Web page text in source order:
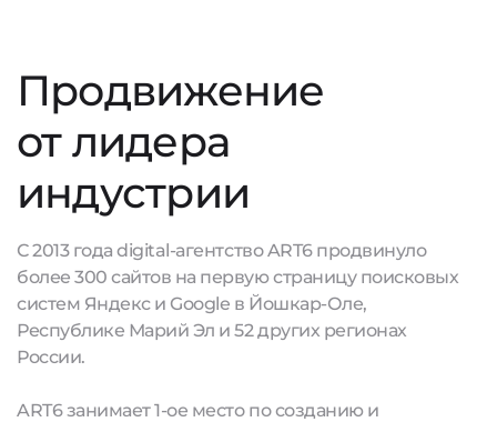
Продвижение
от лидера
индустрии
С 2013 года digital-агентство ART6 продвинуло
более 300 сайтов на первую страницу поисковых
систем Яндекс и Google в Йошкар-Оле,
Республике Марий Эл и 52 других регионах
России.
ART6 занимает 1-ое место по созданию и